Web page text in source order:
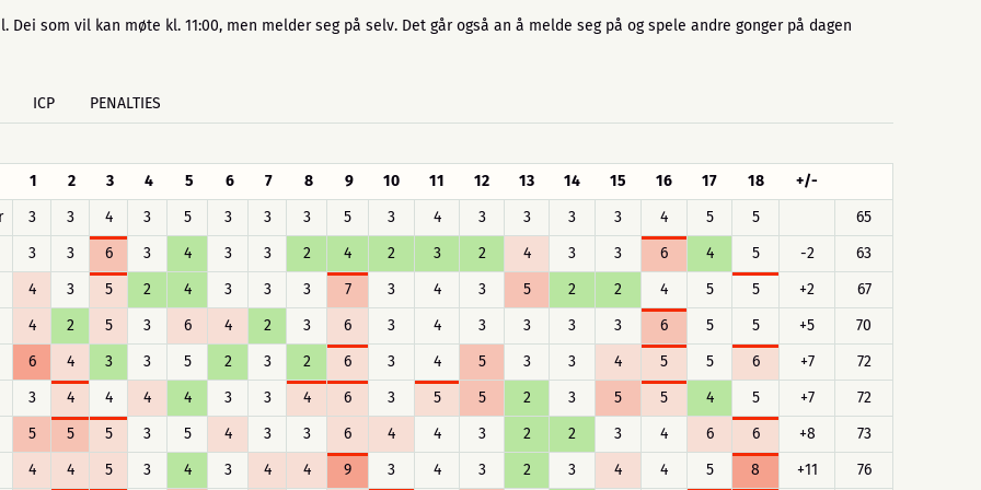
som vil kan møte kl. 11:00, men melder seg på selv. Det går også an å melde seg på og spele andre gonger på dagen
ICP PENALTIES
1 2 3 4 5 6 7 8 9 10 11 12 13 14 15 16 17 18
+/-
3 3 4 3 5 3 3 3 5 3 4 3 3 3 3 4 5 5
65
3
3 6 3 4 3 3 2 4 2 3 2 4 3 3 6 4 5 -2
63
4
3 5 2 4 3 3 3 7 3 4 3 5 2 2 4 5 5 +2
67
4
2 5 3 6 4 2 3 6 3 4 3 3 3 3 6 5 5 +5
70
6
4 3 3 5 2 3 2 6 3 4 5 3 3 4 5 5 6 +7
72
3
4 4 4 4 3 3 4 6 3 5 5 2 3 5 5 4 5 +7
72
5
5 5 3 5 4 3 3 6 4 4 3 2 2 3 4 6 6 +8
73
4
4 5 3 4 3 4 4 9 3 4 3 2 3 4 4 5 8 +11 76